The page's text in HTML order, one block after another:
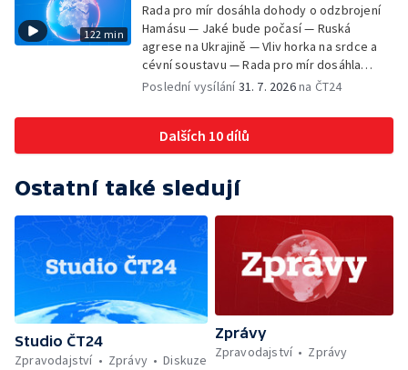
122 min
Rada pro mír dosáhla dohody o odzbrojení
Hamásu — Jaké bude počasí — Ruská
agrese na Ukrajině — Vliv horka na srdce a
cévní soustavu — Rada pro mír dosáhla
dohody o odzbrojení Hamásu — Dokument
začíná výplata superdávky — Tropické
teploty zatěžují i volně žijící zvířata
Poslední vysílání31. 7. 2026na ČT24
Dalších 10 dílů
Ostatní také sledují
Studio ČT24
Zpravodajství
Zprávy Diskuze
Zprávy
Zpravodajství
Zprávy